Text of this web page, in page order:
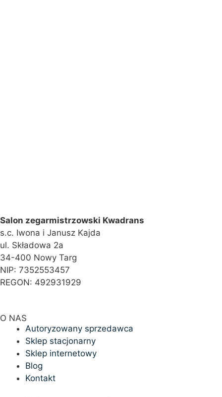
Salon zegarmistrzowski Kwadrans
s.c. Iwona i Janusz Kajda
ul. Składowa 2a
34-400 Nowy Targ
NIP: 7352553457
REGON: 492931929
O NAS
Autoryzowany sprzedawca
Sklep stacjonarny
Sklep internetowy
Blog
Kontakt